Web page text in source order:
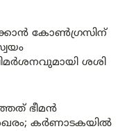
കോൺഗ്രസിന്
ശശി
ഭീമൻ
കർണാടകയിൽ